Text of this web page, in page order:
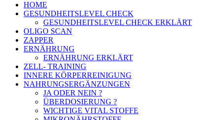
HOME
GESUNDHEITSLEVEL CHECK
GESUNDHEITSLEVEL CHECK ERKLÄRT
OLIGO SCAN
ZAPPER
ERNÄHRUNG
ERNÄHRUNG ERKLÄRT
ZELL- TRAINING
INNERE KÖRPERREINIGUNG
NAHRUNGSERGÄNZUNGEN
JA ODER NEIN ?
ÜBERDOSIERUNG ?
WICHTIGE VITAL STOFFE